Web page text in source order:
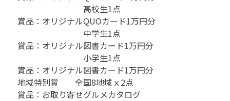
高校生1点
賞品：オリジナルQUOカード1万円分
中学生1点
賞品：オリジナル図書カード1万円分
小学生1点
賞品：オリジナル図書カード1万円分
地域特別賞 全国8地域ｘ2点
賞品：お取り寄せグルメカタログ